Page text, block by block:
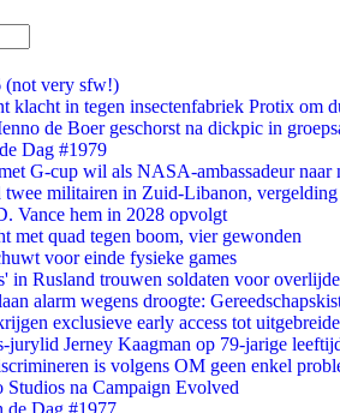
(not very sfw!)
klacht in tegen insectenfabriek Protix om
de Boer geschorst na dickpic in
Dag #1979
G-cup wil als NASA-ambassadeur naar
twee militairen in Zuid-Libanon, vergelding
Vance hem in 2028 opvolgt
met quad tegen boom, vier gewonden
voor einde fysieke games
in Rusland trouwen soldaten voor
alarm wegens droogte:
exclusieve early access tot
jurylid Jerney Kaagman op 79-jarige
is volgens OM geen enkel
Studios na Campaign Evolved
de Dag #1977